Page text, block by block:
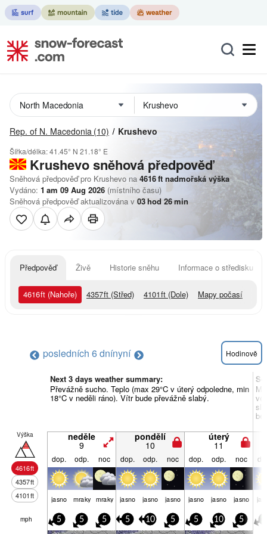
Rep. of N. Macedonia (10) Krushevo
Šířka/délka:41.45° N 21.18° E
Krushevosněhová předpověď
Sněhová předpověď pro Krushevo na 4616ft nadmořská výška
Vydáno: 1 am 09 Aug 2026 (místního času)
Sněhová předpověď aktualizována v 03hod 26min
Předpověď Živě Historie sněhu Informace o středisku
4616ft (Nahoře) 4357ft (Střed) 4101ft (Dole) Mapy počasí
posledních 6 dnínyní Hodinově
Next 3 days weather summary:
Převážně sucho. Teplo (max 29°C v úterý odpoledne, min
18°C v neděli ráno). Vítr bude převážně slabý. ve
Výška
4616ft
4357ft
4101ft
neděle
9
pondělí
10
úterý
11
dop. odp. noc dop. odp. noc dop. odp. noc
jasno mraky mraky jasno jasno jasno jasno jasno jasno
mph 5 5 5 5 10 5 5 10 5